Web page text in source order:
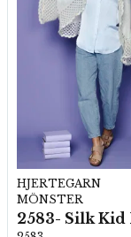
HJERTEGARN
MÖNSTER